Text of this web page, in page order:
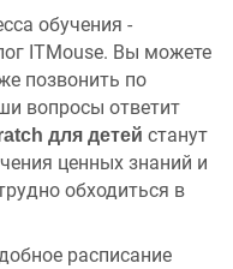
обучения -
ITMouse. Вы можете
позвонить по
вопросы ответит
для детей станут
ценных знаний и
обходиться в
расписание